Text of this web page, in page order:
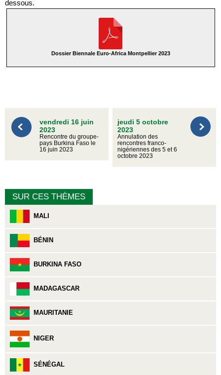
dessous.
Dossier Biennale Euro-Africa Montpellier 2023
vendredi 16 juin
2023
Rencontre du groupe-
pays Burkina Faso le
16 juin 2023
jeudi 5 octobre
2023
Annulation des
rencontres franco-
nigériennes des 5 et 6
octobre 2023
SUR CES THÈMES
MALI
BÉNIN
BURKINA FASO
MADAGASCAR
MAURITANIE
NIGER
SÉNÉGAL